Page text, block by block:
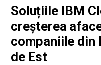
Soluțiile IBM
creșterea
companiile din
de Est